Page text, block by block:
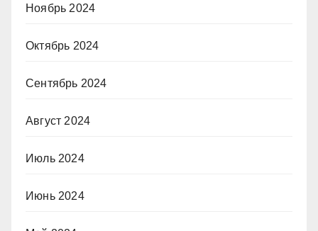
Ноябрь 2024
Октябрь 2024
Сентябрь 2024
Август 2024
Июль 2024
Июнь 2024